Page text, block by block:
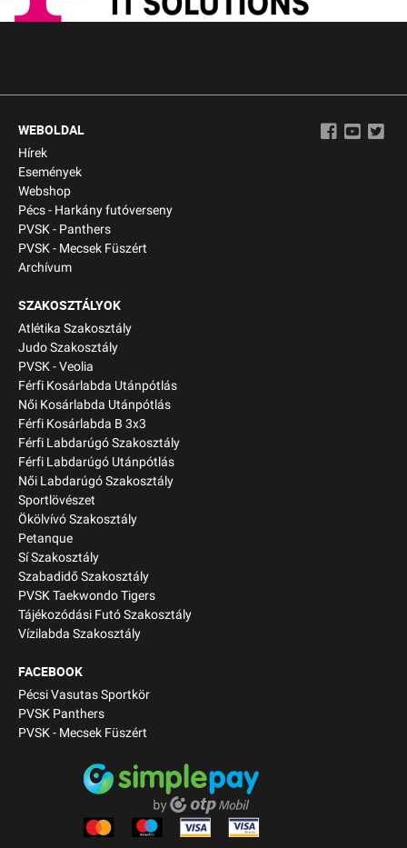
WEBOLDAL
Hírek
Események
Webshop
Pécs - Harkány futóverseny
PVSK - Panthers
PVSK - Mecsek Füszért
Archívum
SZAKOSZTÁLYOK
Atlétika Szakosztály
Judo Szakosztály
PVSK - Veolia
Férfi Kosárlabda Utánpótlás
Női Kosárlabda Utánpótlás
Férfi Kosárlabda B 3x3
Férfi Labdarúgó Szakosztály
Férfi Labdarúgó Utánpótlás
Női Labdarúgó Szakosztály
Sportlövészet
Ökölvívó Szakosztály
Petanque
Sí Szakosztály
Szabadidő Szakosztály
PVSK Taekwondo Tigers
Tájékozódási Futó Szakosztály
Vízilabda Szakosztály
FACEBOOK
Pécsi Vasutas Sportkör
PVSK Panthers
PVSK - Mecsek Füszért